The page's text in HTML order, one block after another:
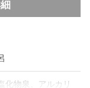
化物泉、アルカリ